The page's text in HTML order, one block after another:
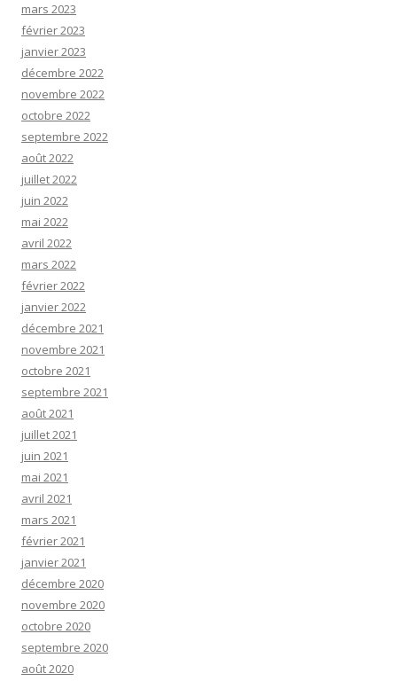
mars 2023
février 2023
janvier 2023
décembre 2022
novembre 2022
octobre 2022
septembre 2022
août 2022
juillet 2022
juin 2022
mai 2022
avril 2022
mars 2022
février 2022
janvier 2022
décembre 2021
novembre 2021
octobre 2021
septembre 2021
août 2021
juillet 2021
juin 2021
mai 2021
avril 2021
mars 2021
février 2021
janvier 2021
décembre 2020
novembre 2020
octobre 2020
septembre 2020
août 2020